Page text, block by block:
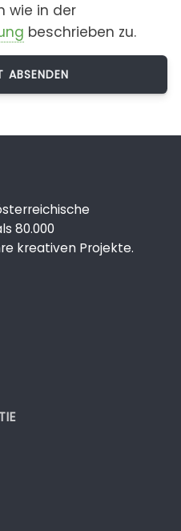
wie in der
beschrieben zu.
80.000
kreativen Projekte.